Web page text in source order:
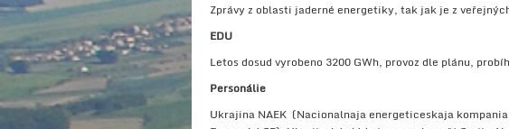
Zprávy z oblasti jaderné energetiky, tak jak je z
EDU
Letos dosud vyrobeno 3200 GWh, provoz dle plánu,
Personálie
Ukrajina NAEK (Nacionalnaja energeticeskaja